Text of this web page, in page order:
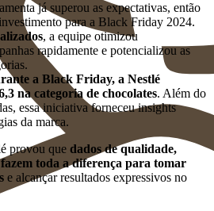
já superou as expectativas, então
para a Black Friday 2024.
, a equipe otimizou
rapidamente e potencializou as
a Black Friday, a Nestlé
na categoria de chocolates. Além do
essa iniciativa forneceu insights
da marca.
provou que dados de qualidade,
toda a diferença para tomar
e alcançar resultados expressivos no